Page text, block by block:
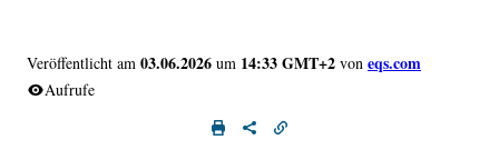
Veröffentlicht am 03.06.2026 um 14:33 GMT+2 von eqs.com
Aufrufe